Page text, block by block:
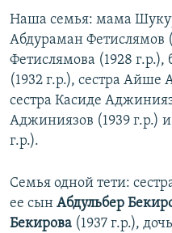
Наша семья: мама
Абдураман Фетислямов
Фетислямова (1928
(1932 г.р.), сестра Айше
сестра Касиде
Аджиниязов (1939 г.р.)
г.р.).
Семья одной тети:
ее сын Абдульбер
Бекирова (1937 г.р.), дочь